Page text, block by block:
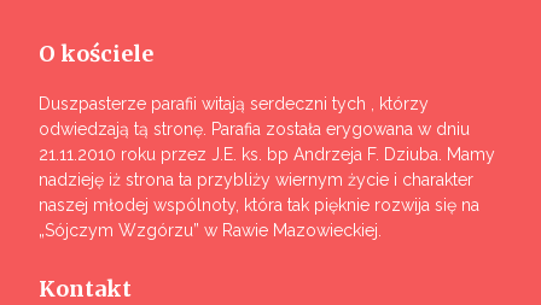
O kościele
Duszpasterze parafii witają serdeczni tych , którzy
odwiedzają tą stronę. Parafia została erygowana w dniu
21.11.2010 roku przez J.E. ks. bp Andrzeja F. Dziuba. Mamy
nadzieję iż strona ta przybliży wiernym życie i charakter
naszej młodej wspólnoty, która tak pięknie rozwija się na
„Sójczym Wzgórzu” w Rawie Mazowieckiej.
Kontakt